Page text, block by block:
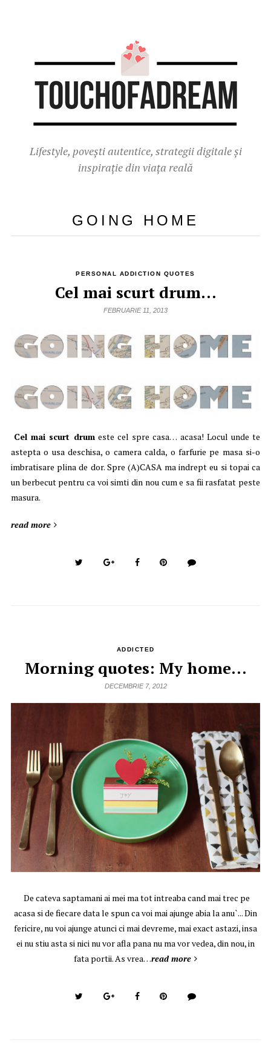
Lifestyle, povești autentice, strategii digitale și
inspirație din viața reală
GOING HOME
PERSONAL ADDICTION QUOTES
Cel mai scurt drum…
FEBRUARIE 11, 2013
Cel mai scurt drumeste cel spre casa… acasa! Locul unde te
astepta o usa deschisa, o camera calda, o farfurie pe masa si-o
imbratisare plina de dor. Spre (A)CASA ma indrept eu si topai ca
un berbecut pentru ca voi simti din nou cum e sa fii rasfatat peste
masura.
read more
ADDICTED
Morning quotes: My home…
DECEMBRIE 7, 2012
De cateva saptamani ai mei ma tot intreaba cand mai trec pe
acasa si de fiecare data le spun ca voi mai ajunge abia la anu`... Din
fericire, nu voi ajunge atunci ci mai devreme, mai exact astazi, insa
ei nu stiu asta si nici nu vor afla pana nu ma vor vedea, din nou, in
fata portii. As vrea…read more